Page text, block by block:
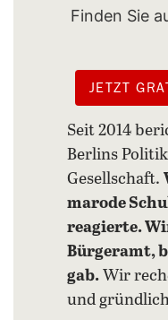
Finden Sie
JETZT
Seit 2014
Berlins
Gesellschaft.
marode
reagierte.
Bürgeramt,
gab. Wir
und